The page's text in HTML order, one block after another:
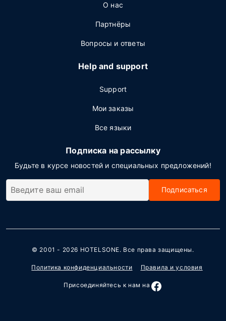
О нас
Партнёры
Вопросы и ответы
Help and support
Support
Мои заказы
Все языки
Подписка на рассылку
Будьте в курсе новостей и специальных предложений!
Подписаться
© 2001 - 2026 HOTELSONE. Все права защищены.
Политика конфиденциальности Правила и условия
Присоединяйтесь к нам на